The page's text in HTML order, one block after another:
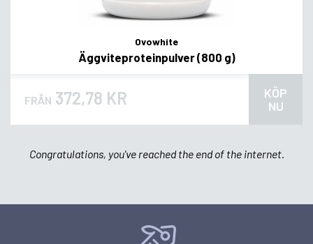
Ovowhite
Äggviteproteinpulver (800 g)
FRÅN 372,78 KR
KÖP
NU
Congratulations, you've reached the end of the internet.